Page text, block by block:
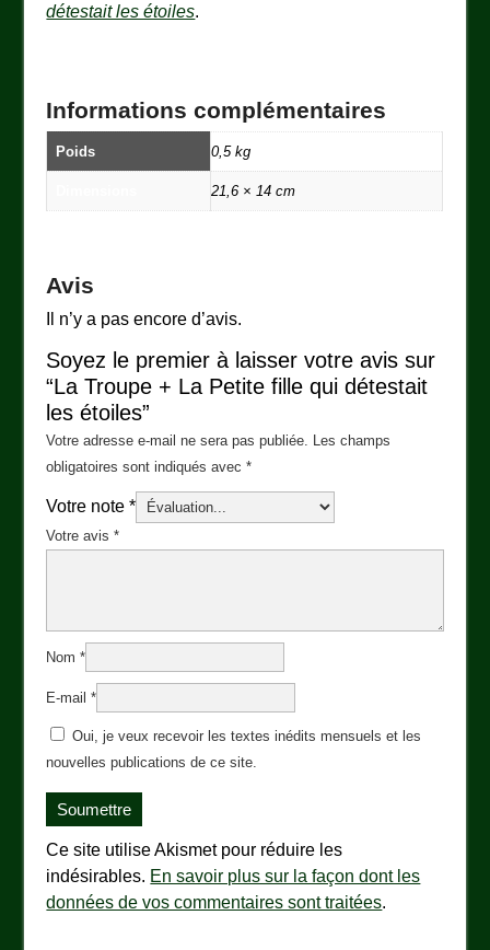
détestait les étoiles.
Informations complémentaires
Poids 0,5 kg
21,6 × 14 cm
Avis
Il n’y a pas encore d’avis.
Soyez le premier à laisser votre avis sur
“La Troupe + La Petite fille qui détestait
les étoiles”
Votre adresse e-mail ne sera pas publiée. Les champs
obligatoires sont indiqués avec*
Votre note*
Votre avis*
Nom*
E-mail*
Oui, je veux recevoir les textes inédits mensuels et les
nouvelles publications de ce site.
Ce site utilise Akismet pour réduire les
indésirables. En savoir plus sur la façon dont les
données de vos commentaires sont traitées.